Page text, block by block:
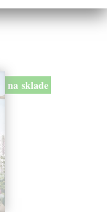
na sklade